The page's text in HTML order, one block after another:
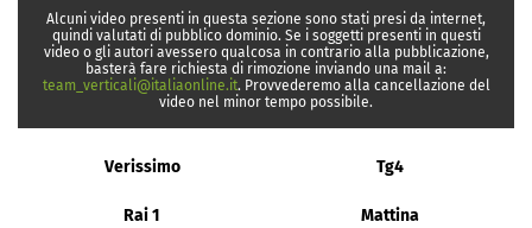
Alcuni video presenti in questa sezione sono stati presi da internet,
quindi valutati di pubblico dominio. Se i soggetti presenti in questi
video o gli autori avessero qualcosa in contrario alla pubblicazione,
basterà fare richiesta di rimozione inviando una mail a:
team_verticali@italiaonline.it. Provvederemo alla cancellazione del
video nel minor tempo possibile.
Verissimo Tg4
Rai 1 Mattina